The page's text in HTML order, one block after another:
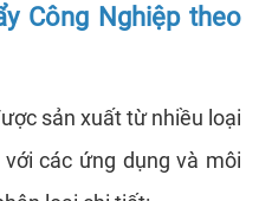
Công Nghiệp theo
sản xuất từ nhiều loại
các ứng dụng và môi